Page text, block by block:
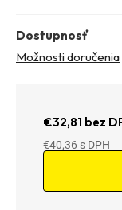
Dostupnosť
Možnosti doručenia
€32,81 bez
€40,36